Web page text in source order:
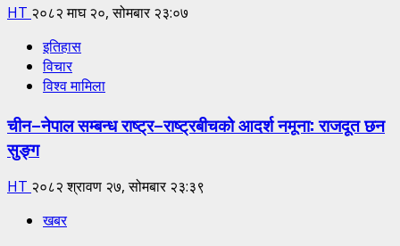
HT २०८२ माघ २०, सोमबार २३:०७
इतिहास
विचार
विश्व मामिला
चीन–नेपाल सम्बन्ध राष्ट्र–राष्ट्रबीचको आदर्श नमूना: राजदूत छन
सुङ्ग
HT २०८२ श्रावण २७, सोमबार २३:३९
खबर